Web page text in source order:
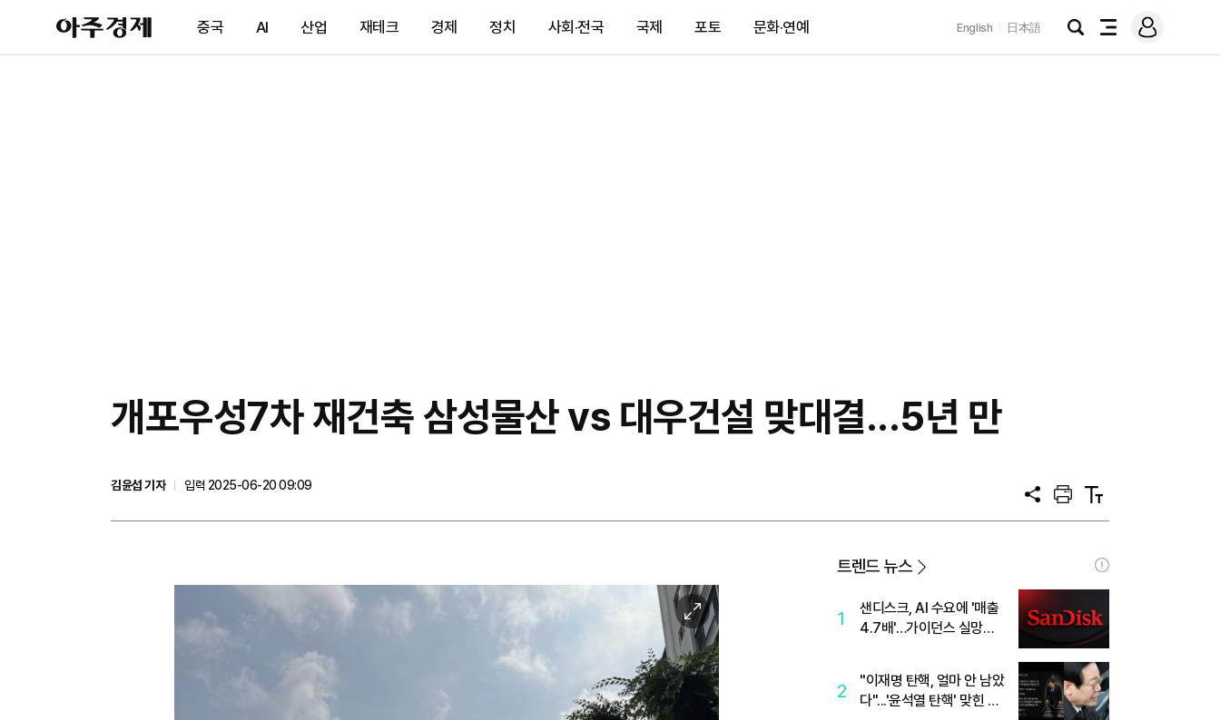
아
주
제
중국 AI 산업 재테크 경제 정치 사회·전국 국제 포토 문화·연예 English 日本語
검
전
메
그
개포우성7차 재건축 삼성물산 vs 대우건설 맞대결...5년 만
김윤섭 기자
입력 2025-06-20 09:09
공
프
트
텍
트
이
미
지
확
트렌드 뉴스
1
샌디스크, AI 수요에 '매출
4.7배'…가이던스 실망에
2
"이재명 탄핵, 얼마 안 남았
다"...'윤석열 탄핵' 맞힌 무